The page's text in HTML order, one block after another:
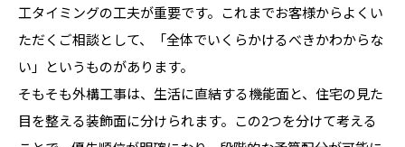
工タイミングの工夫が重要です。これまでお客様からよくい
ただくご相談として、「全体でいくらかけるべきかわからな
い」というものがあります。
そもそも外構工事は、生活に直結する機能面と、住宅の見た
目を整える装飾面に分けられます。この2つを分けて考える